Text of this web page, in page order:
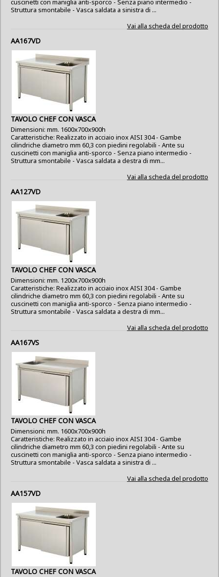
cuscinetti con maniglia anti-sporco - Senza piano intermedio -
Struttura smontabile - Vasca saldata a sinistra di ...
Vai alla scheda del prodotto
AA167VD
TAVOLO CHEF CON VASCA
Dimensioni: mm. 1600x700x900h
Caratteristiche: Realizzato in acciaio inox AISI 304 - Gambe
cilindriche diametro mm 60,3 con piedini regolabili - Ante su
cuscinetti con maniglia anti-sporco - Senza piano intermedio -
Struttura smontabile - Vasca saldata a destra di mm...
Vai alla scheda del prodotto
AA127VD
TAVOLO CHEF CON VASCA
Dimensioni: mm. 1200x700x900h
Caratteristiche: Realizzato in acciaio inox AISI 304 - Gambe
cilindriche diametro mm 60,3 con piedini regolabili - Ante su
cuscinetti con maniglia anti-sporco - Senza piano intermedio -
Struttura smontabile - Vasca saldata a destra di mm...
Vai alla scheda del prodotto
AA167VS
TAVOLO CHEF CON VASCA
Dimensioni: mm. 1600x700x900h
Caratteristiche: Realizzato in acciaio inox AISI 304 - Gambe
cilindriche diametro mm 60,3 con piedini regolabili - Ante su
cuscinetti con maniglia anti-sporco - Senza piano intermedio -
Struttura smontabile - Vasca saldata a sinistra di ...
Vai alla scheda del prodotto
AA157VD
TAVOLO CHEF CON VASCA